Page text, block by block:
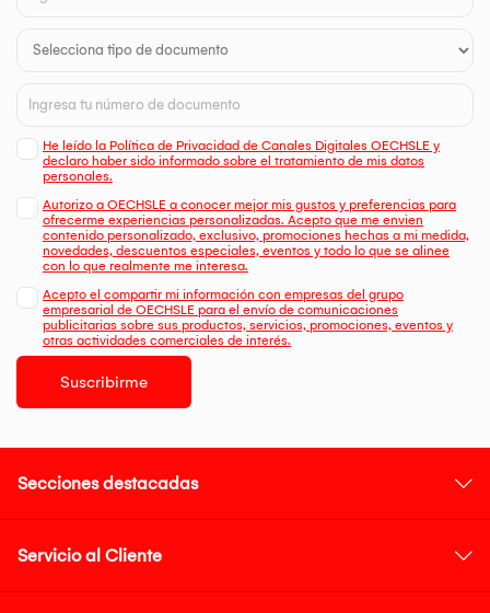
He leído la Política de Privacidad de Canales Digitales OECHSLE y
declaro haber sido informado sobre el tratamiento de mis datos
personales.
Autorizo a OECHSLE a conocer mejor mis gustos y preferencias para
ofrecerme experiencias personalizadas. Acepto que me envien
contenido personalizado, exclusivo, promociones hechas a mi medida,
novedades, descuentos especiales, eventos y todo lo que se alinee
con lo que realmente me interesa.
Acepto el compartir mi información con empresas del grupo
empresarial de OECHSLE para el envío de comunicaciones
publicitarias sobre sus productos, servicios, promociones, eventos y
otras actividades comerciales de interés.
Suscribirme
Secciones destacadas
Servicio al Cliente